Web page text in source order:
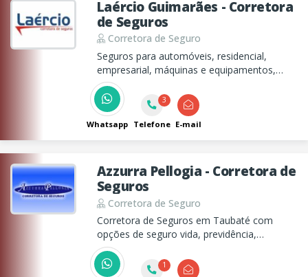
Laércio Guimarães - Corretora
de Seguros
Corretora de Seguro
Seguros para automóveis, residencial,
empresarial, máquinas e equipamentos,
pessoa, saúde e finança. Diversas
seguradoras.
Whatsapp
3
Telefone E-mail
Azzurra Pellogia - Corretora de
Seguros
Corretora de Seguro
Corretora de Seguros em Taubaté com
opções de seguro vida, previdência,
empresarial, residencial, fiança e muito mais!
1